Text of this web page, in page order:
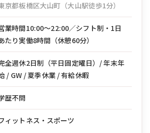
京都板橋区大山町（大山駅徒歩1分）
業時間10:00〜22:00／シフト制・1日
たり実働8時間（休憩60分）
全週休2日制（平日固定曜日）/ 年末年
/ GW / 夏季休業 / 有給休暇
歴不問
ィットネス・スポーツ